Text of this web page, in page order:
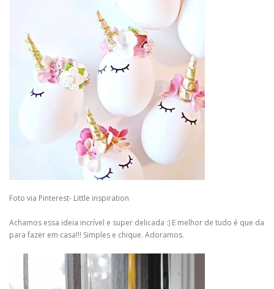
Foto via Pinterest- Little inspiration
Achamos essa ideia incrível e super delicada :) E melhor de tudo é que da
para fazer em casa!!! Simples e chique. Adoramos.